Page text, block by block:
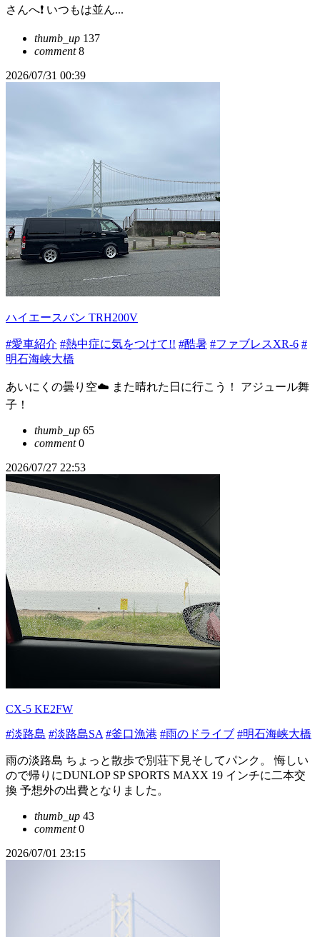
さんへ❗️ いつもは並ん...
thumb_up 137
comment8
2026/07/31 00:39
ハイエースバン TRH200V
#愛車紹介 #熱中症に気をつけて!! #酷暑 #ファブレスXR-6 #
明石海峡大橋
あいにくの曇り空☁️ また晴れた日に行こう！ アジュール舞
子！
thumb_up 65
comment0
2026/07/27 22:53
CX-5 KE2FW
#淡路島 #淡路島SA #釜口漁港 #雨のドライブ #明石海峡大橋
雨の淡路島 ちょっと散歩で別荘下見そしてパンク。 悔しい
ので帰りにDUNLOP SP SPORTS MAXX 19 インチに二本交
換 予想外の出費となりました。
thumb_up 43
comment0
2026/07/01 23:15